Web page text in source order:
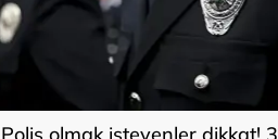
Polis olmak isteyenler dikkat! 3